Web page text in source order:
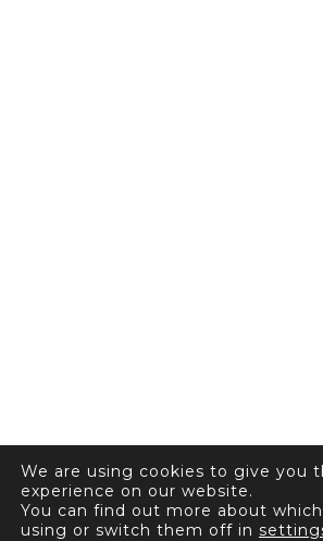
We are using cookies to give you
experience on our website.
You can find out more about
using or switch them off in